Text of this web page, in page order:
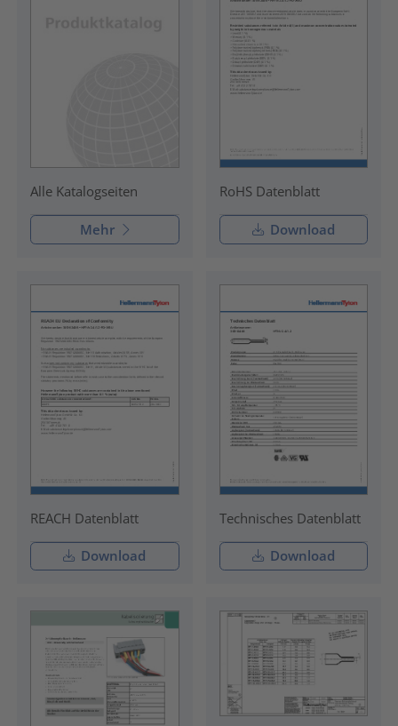
Alle Katalogseiten
Mehr
RoHS Datenblatt
Download
REACH Datenblatt
Download
Technisches Datenblatt
Download